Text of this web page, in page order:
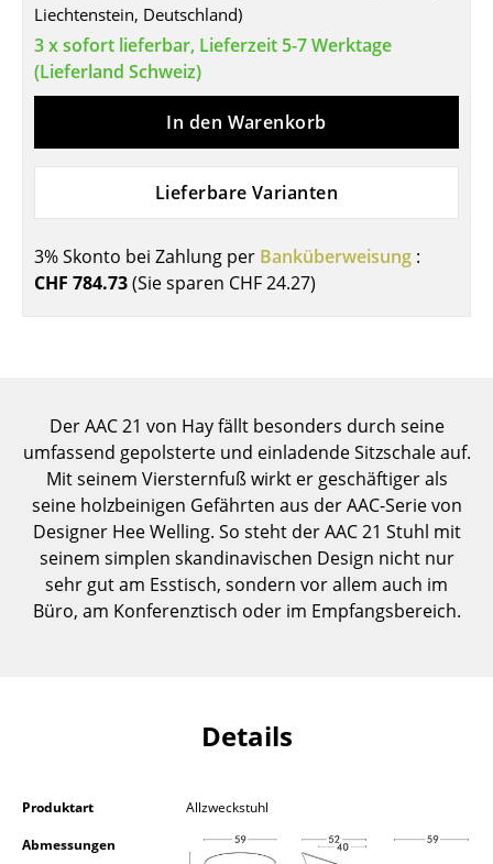
Couchtische
Schreibtische
Sekretäre & PC-Tische
Stehtische & Stehpulte
Kindertische
Gartentische
... alle Tische
Aufbewahren
Regale & Schränke
Bücherregale
Wandregale
Beistell- & Rollcontainer
Liechtenstein, Deutschland)
3 x sofort lieferbar, Lieferzeit 5-7 Werktage
(Lieferland Schweiz)
In den Warenkorb
Lieferbare Varianten
3% Skonto bei Zahlung per Banküberweisung :
CHF 784.73(Sie sparen CHF 24.27)
Der AAC 21 von Hay fällt besonders durch seine
umfassend gepolsterte und einladende Sitzschale auf.
Mit seinem Viersternfuß wirkt er geschäftiger als
seine holzbeinigen Gefährten aus der AAC-Serie von
Designer Hee Welling. So steht der AAC 21 Stuhl mit
seinem simplen skandinavischen Design nicht nur
sehr gut am Esstisch, sondern vor allem auch im
Büro, am Konferenztisch oder im Empfangsbereich.
Details
Produktart
Allzweckstuhl
Abmessungen